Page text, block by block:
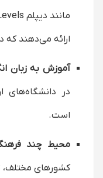
ارائه می‌دهند که
آموزش به زبان
در دانشگاه‌های
است.
محیط چند
کشورهای مختلف،